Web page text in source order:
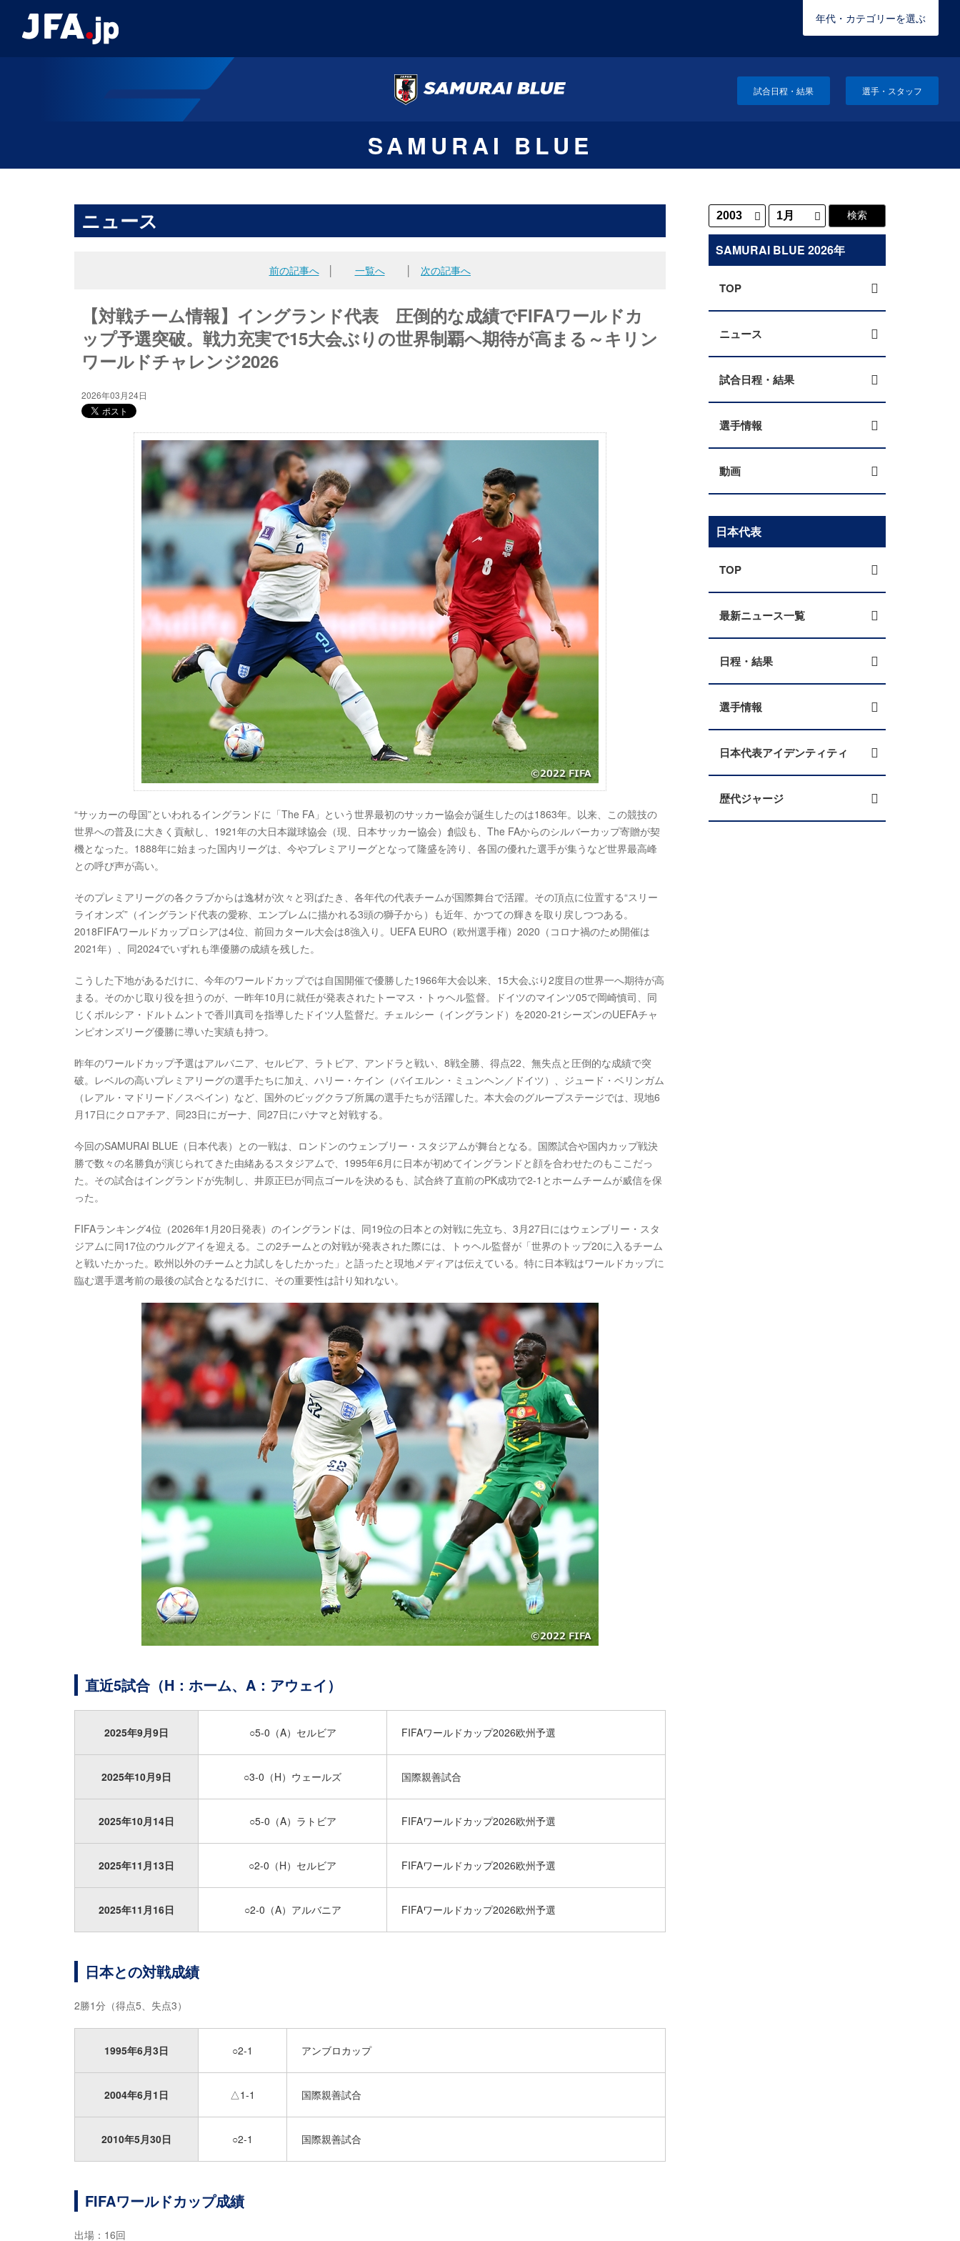
年代・カテゴリーを選ぶ
試合日程・結果 選手・スタッフ
SAMURAI BLUE
ニュース
前の記事へ│ 一覧へ 次の記事へ
【対戦チーム情報】イングランド代表 圧倒的な成績でFIFAワールドカ
ップ予選突破。戦力充実で15大会ぶりの世界制覇へ期待が高まる～キリン
ワールドチャレンジ2026
2026年03月24日
“サッカーの母国”といわれるイングランドに「The FA」という世界最初のサッカー協会が誕生したのは1863年。以来、この競技の
世界への普及に大きく貢献し、1921年の大日本蹴球協会（現、日本サッカー協会）創設も、The FAからのシルバーカップ寄贈が契
機となった。1888年に始まった国内リーグは、今やプレミアリーグとなって隆盛を誇り、各国の優れた選手が集うなど世界最高峰
との呼び声が高い。
そのプレミアリーグの各クラブからは逸材が次々と羽ばたき、各年代の代表チームが国際舞台で活躍。その頂点に位置する“スリー
ライオンズ”（イングランド代表の愛称、エンブレムに描かれる3頭の獅子から）も近年、かつての輝きを取り戻しつつある。
2018FIFAワールドカップロシアは4位、前回カタール大会は8強入り。UEFA EURO（欧州選手権）2020（コロナ禍のため開催は
2021年）、同2024でいずれも準優勝の成績を残した。
こうした下地があるだけに、今年のワールドカップでは自国開催で優勝した1966年大会以来、15大会ぶり2度目の世界一へ期待が高
まる。そのかじ取り役を担うのが、一昨年10月に就任が発表されたトーマス・トゥヘル監督。ドイツのマインツ05で岡崎慎司、同
じくボルシア・ドルトムントで香川真司を指導したドイツ人監督だ。チェルシー（イングランド）を2020-21シーズンのUEFAチャ
ンピオンズリーグ優勝に導いた実績も持つ。
昨年のワールドカップ予選はアルバニア、セルビア、ラトビア、アンドラと戦い、8戦全勝、得点22、無失点と圧倒的な成績で突
破。レベルの高いプレミアリーグの選手たちに加え、ハリー・ケイン（バイエルン・ミュンヘン／ドイツ）、ジュード・ベリンガム
（レアル・マドリード／スペイン）など、国外のビッグクラブ所属の選手たちが活躍した。本大会のグループステージでは、現地6
月17日にクロアチア、同23日にガーナ、同27日にパナマと対戦する。
今回のSAMURAI BLUE（日本代表）との一戦は、ロンドンのウェンブリー・スタジアムが舞台となる。国際試合や国内カップ戦決
勝で数々の名勝負が演じられてきた由緒あるスタジアムで、1995年6月に日本が初めてイングランドと顔を合わせたのもここだっ
た。その試合はイングランドが先制し、井原正巳が同点ゴールを決めるも、試合終了直前のPK成功で2-1とホームチームが威信を保
った。
FIFAランキング4位（2026年1月20日発表）のイングランドは、同19位の日本との対戦に先立ち、3月27日にはウェンブリー・スタ
ジアムに同17位のウルグアイを迎える。この2チームとの対戦が発表された際には、トゥヘル監督が「世界のトップ20に入るチーム
と戦いたかった。欧州以外のチームと力試しをしたかった」と語ったと現地メディアは伝えている。特に日本戦はワールドカップに
臨む選手選考前の最後の試合となるだけに、その重要性は計り知れない。
直近5試合（H：ホーム、A：アウェイ）
2025年9月9日 ○5-0（A）セルビア FIFAワールドカップ2026欧州予選
2025年10月9日 ○3-0（H）ウェールズ 国際親善試合
2025年10月14日 ○5-0（A）ラトビア FIFAワールドカップ2026欧州予選
2025年11月13日 ○2-0（H）セルビア FIFAワールドカップ2026欧州予選
2025年11月16日 ○2-0（A）アルバニア FIFAワールドカップ2026欧州予選
日本との対戦成績
2勝1分（得点5、失点3）
1995年6月3日 ○2-1 アンブロカップ
2004年6月1日 △1-1 国際親善試合
2010年5月30日 ○2-1 国際親善試合
FIFAワールドカップ成績
出場：16回
SAMURAI BLUE 2026年
TOP
ニュース
試合日程・結果
選手情報
動画
日本代表
TOP
最新ニュース一覧
日程・結果
選手情報
日本代表アイデンティティ
歴代ジャージ